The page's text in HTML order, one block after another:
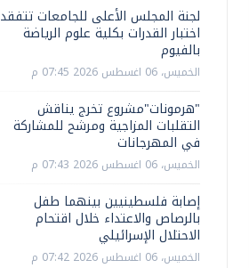
لجنة المجلس الأعلى للجامعات تتفقد
اختبار القدرات بكلية علوم الرياضة
بالفيوم
الخميس، 06 اغسطس 2026 07:45 م
"هرمونات"مشروع تخرج يناقش
التقلبات المزاجية ومرشح للمشاركة
في المهرجانات
الخميس، 06 اغسطس 2026 07:43 م
إصابة فلسطينيين بينهما طفل
بالرصاص والاعتداء خلال اقتحام
الاحتلال الإسرائيلي
الخميس، 06 اغسطس 2026 07:42 م